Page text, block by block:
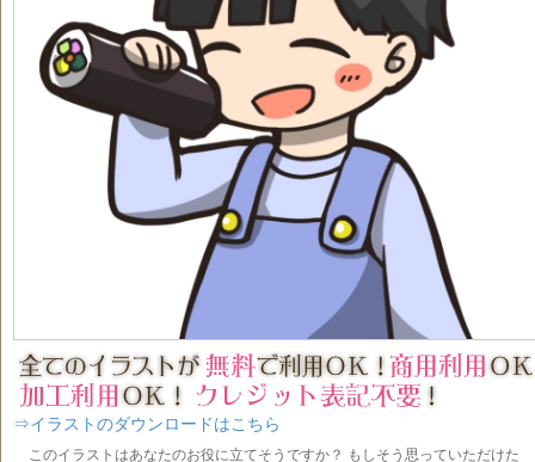
⇒イラストのダウンロードはこちら